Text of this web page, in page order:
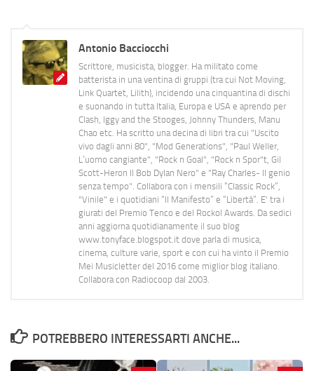
Antonio Bacciocchi
Scrittore, musicista, blogger. Ha militato come
batterista in una ventina di gruppi (tra cui Not Moving,
Link Quartet, Lilith), incidendo una cinquantina di dischi
e suonando in tutta Italia, Europa e USA e aprendo per
Clash, Iggy and the Stooges, Johnny Thunders, Manu
Chao etc. Ha scritto una decina di libri tra cui "Uscito
vivo dagli anni 80", "Mod Generations", "Paul Weller,
L’uomo cangiante", "Rock n Goal", "Rock n Spor"t, Gil
Scott-Heron Il Bob Dylan Nero" e "Ray Charles- Il genio
senza tempo". Collabora con i mensili “Classic Rock”,
"Vinile" e i quotidiani “Il Manifesto” e “Libertà”. E' tra i
giurati del Premio Tenco e del Rockol Awards. Da sedici
anni aggiorna quotidianamente il suo blog
www.tonyface.blogspot.it dove parla di musica,
cinema, culture varie, sport e con cui ha vinto il Premio
Mei Musicletter del 2016 come miglior blog italiano.
Collabora con Radiocoop dal 2003.
POTREBBERO INTERESSARTI ANCHE...